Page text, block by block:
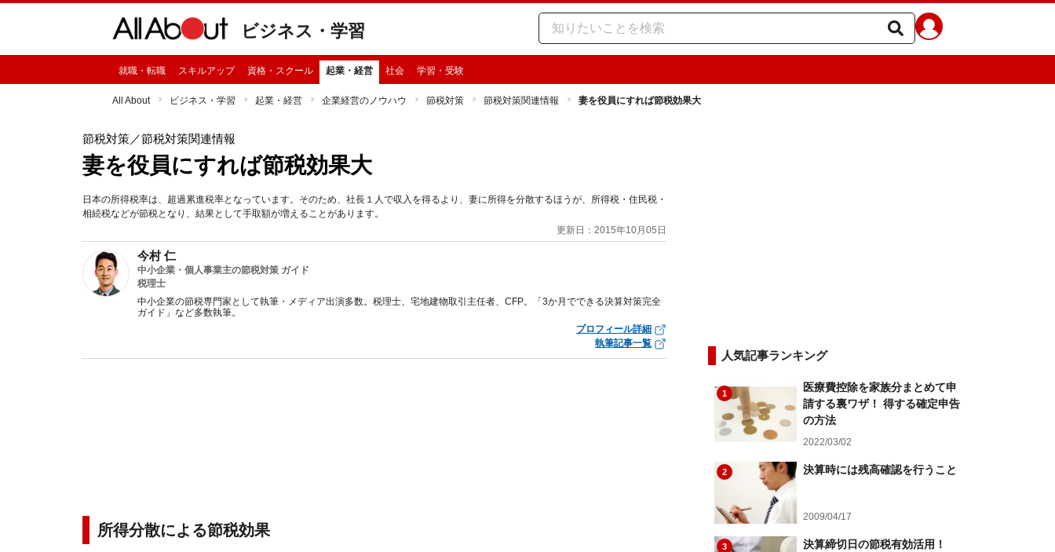
ビジネス・学習
就職・転職 スキルアップ 資格・スクール 起業・経営 社会 学習・受験
All About ビジネス・学習 起業・経営 企業経営のノウハウ 節税対策 節税対策関連情報 妻を役員にすれば節税効果大
節税対策／節税対策関連情報
妻を役員にすれば節税効果大
日本の所得税率は、超過累進税率となっています。そのため、社長１人で収入を得るより、妻に所得を分散するほうが、所得税・住民税・
相続税などが節税となり、結果として手取額が増えることがあります。
更新日：2015年10月05日
今村 仁
中小企業・個人事業主の節税対策 ガイド
税理士
中小企業の節税専門家として執筆・メディア出演多数。税理士、宅地建物取引主任者、CFP。「3か月でできる決算対策完全
ガイド」など多数執筆。
プロフィール詳細
執筆記事一覧
所得分散による節税効果
人気記事ランキング
1
医療費控除を家族分まとめて申
請する裏ワザ！ 得する確定申告
の方法
2022/03/02
2 決算時には残高確認を行うこと
2009/04/17
3 決算締切日の節税有効活用！